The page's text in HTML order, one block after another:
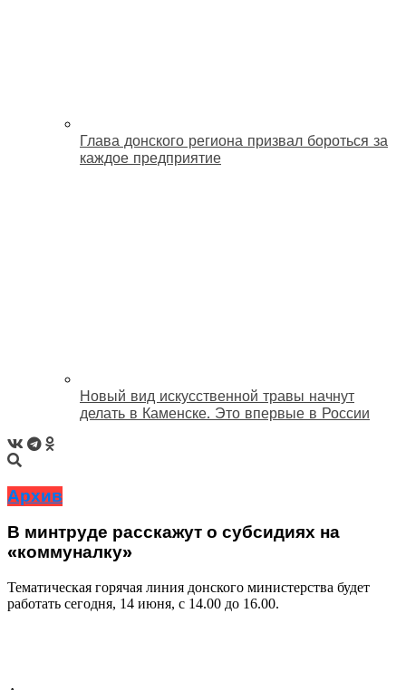
Глава донского региона призвал бороться за
каждое предприятие
Новый вид искусственной травы начнут
делать в Каменске. Это впервые в России
Архив
В минтруде расскажут о субсидиях на
«коммуналку»
Тематическая горячая линия донского министерства будет
работать сегодня, 14 июня, с 14.00 до 16.00.